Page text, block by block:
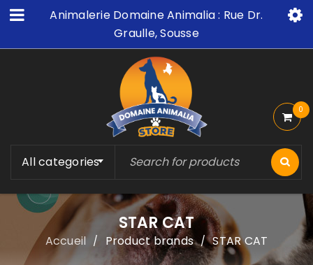
Animalerie Domaine Animalia : Rue Dr.
Graulle, Sousse
All categories
0
STAR CAT
Accueil / Product brands / STAR CAT